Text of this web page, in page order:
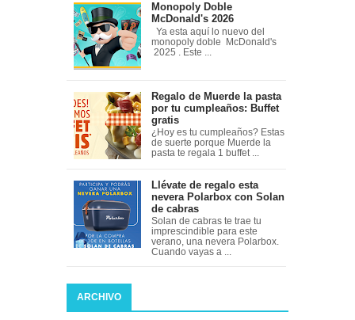
Monopoly Doble
McDonald's 2026
Ya esta aquí lo nuevo del
monopoly doble McDonald's
2025 . Este ...
Regalo de Muerde la pasta
por tu cumpleaños: Buffet
gratis
¿Hoy es tu cumpleaños? Estas
de suerte porque Muerde la
pasta te regala 1 buffet ...
Llévate de regalo esta
nevera Polarbox con Solan
de cabras
Solan de cabras te trae tu
imprescindible para este
verano, una nevera Polarbox.
Cuando vayas a ...
ARCHIVO